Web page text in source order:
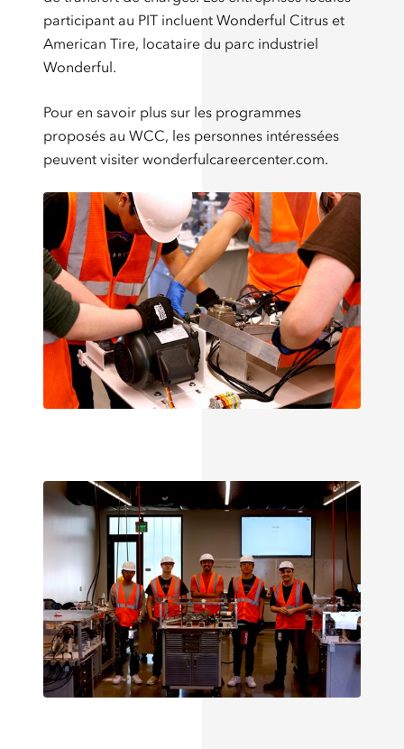
participant au PIT incluent Wonderful Citrus et
American Tire, locataire du parc industriel
Wonderful.
Pour en savoir plus sur les programmes
proposés au WCC, les personnes intéressées
peuvent visiter wonderfulcareercenter.com.